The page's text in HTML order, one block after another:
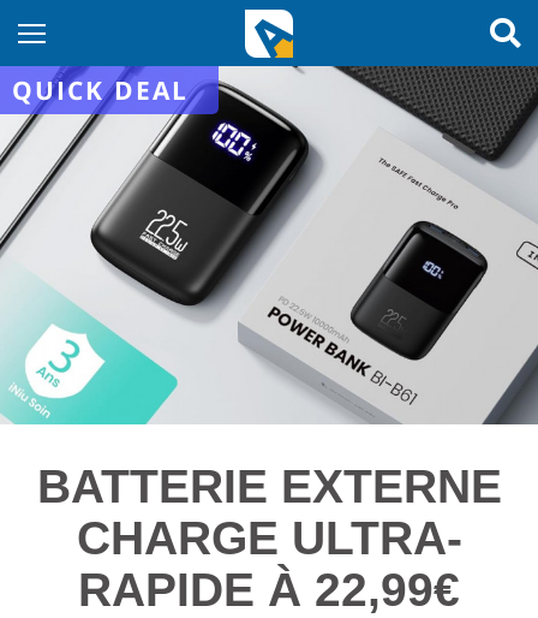
QUICK DEAL
BATTERIE EXTERNE
CHARGE ULTRA-
RAPIDE À 22,99€